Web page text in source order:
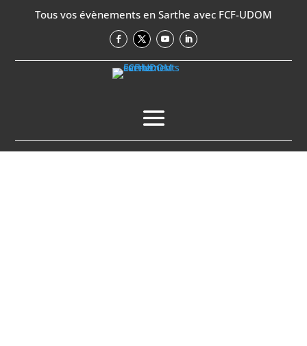
Tous vos évènements en Sarthe avec FCF-UDOM